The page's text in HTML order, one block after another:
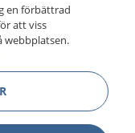
och vård
information om
kan kontakta.
dina
1177 för
en förbättrad
att viss
webbplatsen.